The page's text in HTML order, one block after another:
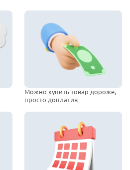
Можно купить товар дороже,
просто доплатив